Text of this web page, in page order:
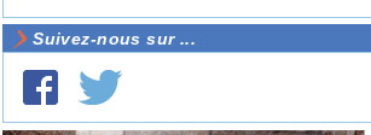
Suivez-nous sur ...